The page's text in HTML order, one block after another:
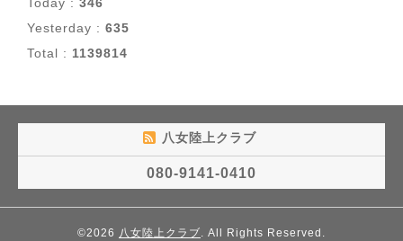
Yesterday : 635
Total : 1139814
八女陸上クラブ
080-9141-0410
©2026 八女陸上クラブ. All Rights Reserved.